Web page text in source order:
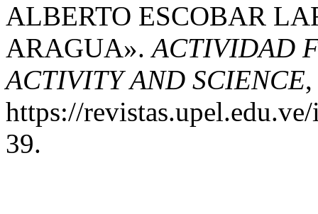
ALBERTO ESCOBAR
ARAGUA».ACTIVIDAD
ACTIVITY AND SCIENCE
https://
39.